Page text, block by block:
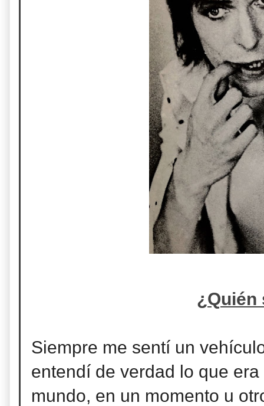
¿Quién
Siempre me sentí un
entendí de verdad lo que
mundo, en un momento u